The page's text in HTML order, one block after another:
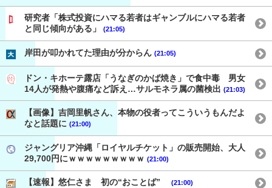
研究者「株式投資にハマる若者はギャンブルにハマる若者
と同じ傾向がある」
(21:05)
岸田が叩かれてた理由が分からん (21:05)
ドン・キホーテ露店「うなぎのかば焼き」で食中毒 男女
14人が発熱や腹痛など訴え…サルモネラ属の菌検出 (21:03)
【画像】吉岡里帆さん、本物の役者ってこういうもんだよ
なと話題に (21:00)
ジャングリア沖縄「ロイヤルチケット」の販売開始、大人
29,700円にｗｗｗｗｗｗｗｗｗ (21:00)
【速報】悠仁さま 初の“おことば” (21:00)